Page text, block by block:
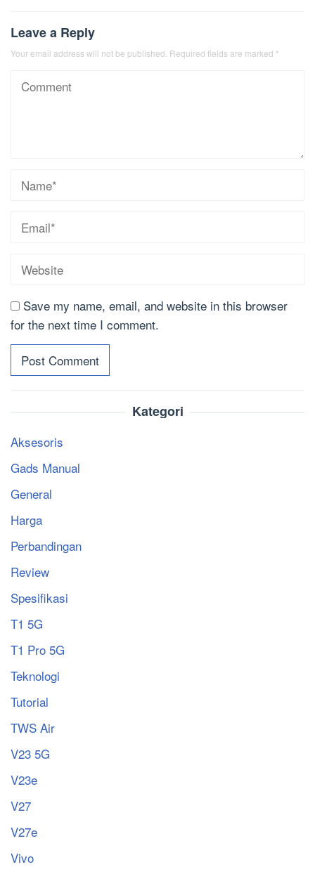
Leave a Reply
Your email address will not be published. Required fields are marked *
Save my name, email, and website in this browser
for the next time I comment.
Kategori
Aksesoris
Gads Manual
General
Harga
Perbandingan
Review
Spesifikasi
T1 5G
T1 Pro 5G
Teknologi
Tutorial
TWS Air
V23 5G
V23e
V27
V27e
Vivo